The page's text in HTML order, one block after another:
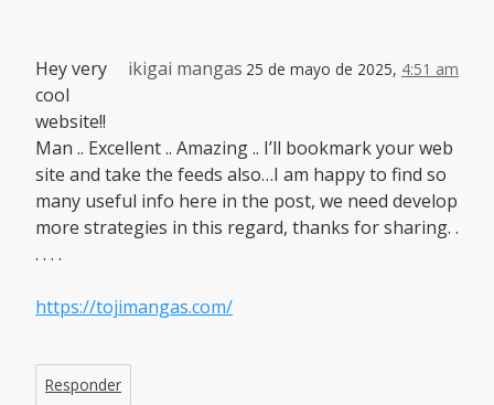
ikigai mangas 25 de mayo de 2025, 4:51 am
Hey very
cool
website!!
Man .. Excellent .. Amazing .. I’ll bookmark your web
site and take the feeds also…I am happy to find so
many useful info here in the post, we need develop
more strategies in this regard, thanks for sharing. .
. . . .
https://tojimangas.com/
Responder